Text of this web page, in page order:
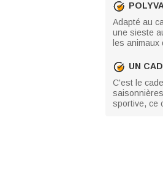
Adapté au
une sieste
les animaux
UN
C'est le
sportive, ce